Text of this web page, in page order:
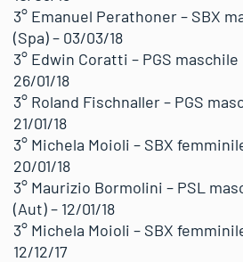
3° Emanuel Perathoner – SBX
(Spa) – 03/03/18
3° Edwin Coratti – PGS maschile
26/01/18
3° Roland Fischnaller – PGS
21/01/18
3° Michela Moioli – SBX
20/01/18
3° Maurizio Bormolini – PSL
(Aut) – 12/01/18
3° Michela Moioli – SBX
12/12/17